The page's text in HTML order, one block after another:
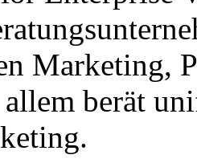
Marketing,
berät